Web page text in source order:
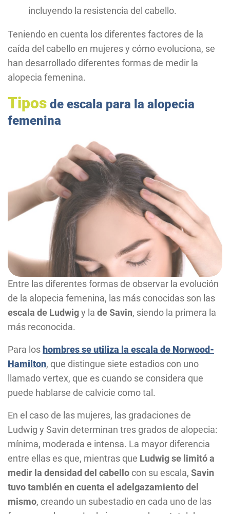
incluyendo la resistencia del cabello.
Teniendo en cuenta los diferentes factores de la
caída del cabello en mujeres y cómo evoluciona, se
han desarrollado diferentes formas de medir la
alopecia femenina.
Tipos de escala para la alopecia
femenina
Entre las diferentes formas de observar la evolución
de la alopecia femenina, las más conocidas son las
escala de Ludwigy la de Savin, siendo la primera la
más reconocida.
Para los hombres se utiliza la escala de Norwood-
Hamilton, que distingue siete estadios con uno
llamado vertex, que es cuando se considera que
puede hablarse de calvicie como tal.
En el caso de las mujeres, las gradaciones de
Ludwig y Savin determinan tres grados de alopecia:
mínima, moderada e intensa. La mayor diferencia
entre ellas es que, mientras que Ludwig se limitó a
medir la densidad del cabello con su escala, Savin
tuvo también en cuenta el adelgazamiento del
mismo, creando un subestadio en cada uno de las